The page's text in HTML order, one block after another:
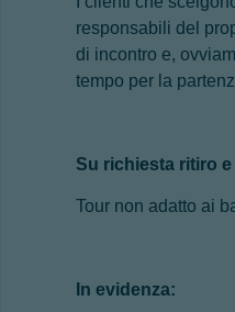
responsabili del
di incontro e,
tempo per la
Su richiesta ritiro
Tour non adatto ai
In evidenza: